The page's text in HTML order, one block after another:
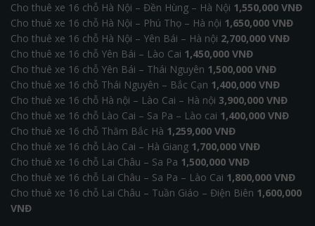
Cho thuê xe 16 chỗ Hà Nội – Đền Hùng – Hà Nội 1,550,000 VNĐ
Cho thuê xe 16 chỗ Hà Nội – Phú Thọ – Hà nội 1,650,000 VNĐ
Cho thuê xe 16 chỗ Hà Nội – Yên Bái – Hà nội 2,700,000 VNĐ
Cho thuê xe 16 chỗ Yên Bái – Lào Cai 1,450,000 VNĐ
Cho thuê xe 16 chỗ Yên Bái – Thái Nguyên 1,500,000 VNĐ
Cho thuê xe 16 chỗ Thái Nguyên – Bắc Cạn 1,400,000 VNĐ
Cho thuê xe 16 chỗ Hà nội – Lào Cai – Hà nội 3,900,000 VNĐ
Cho thuê xe 16 chỗ Lào Cai – Sa Pa – Lào cai 1,400,000 VNĐ
Cho thuê xe 16 chỗ Thăm Bắc Hà 1,259,000 VNĐ
Cho thuê xe 16 chỗ Lào Cai – Hà Giang 1,700,000 VNĐ
Cho thuê xe 16 chỗ Lai Châu – Sa Pa 1,500,000 VNĐ
Cho thuê xe 16 chỗ Lai Châu – Sa Pa – Lào Cai 1,800,000 VNĐ
Cho thuê xe 16 chỗ Lai Châu – Tuần Giáo – Điện Biên 1,600,000
VNĐ